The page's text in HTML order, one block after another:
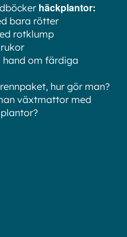
häckplantor:
bara rötter
rotklump
hand om färdiga
hur gör man?
växtmattor med